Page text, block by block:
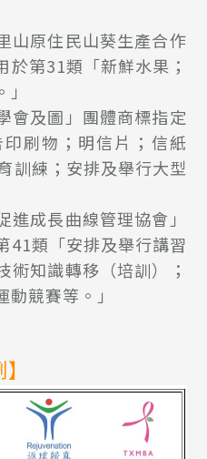
山原住民山葵生產合作
於第31類「新鮮水果；
會及圖」團體商標指定
刷物；明信片；信紙
訓練；安排及舉行大型
進成長曲線管理協會」
41類「安排及舉行講習
術知識轉移（培訓）；
競賽等。」